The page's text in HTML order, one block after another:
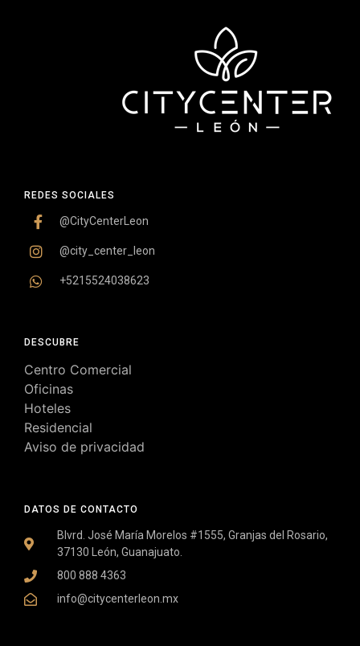
DATOS DE CONTACTO
Blvrd. José María Morelos #1555, Granjas del Rosario,
37130 León, Guanajuato.
800 888 4363
info@citycenterleon.mx
DESCUBRE
Centro Comercial
Oficinas
Hoteles
Residencial
Aviso de privacidad
REDES SOCIALES
@CityCenterLeon
@city_center_leon
+5215524038623